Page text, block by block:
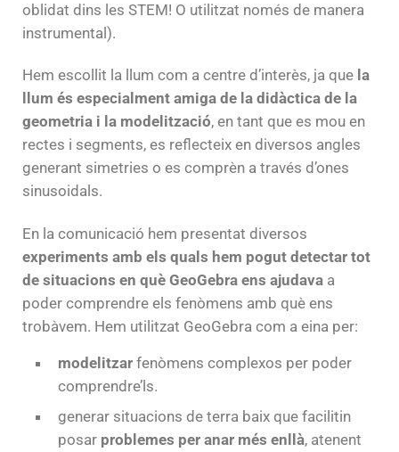
oblidat dins les STEM! O utilitzat només de manera
instrumental).
Hem escollit la llum com a centre d’interès, ja que la
llum és especialment amiga de la didàctica de la
geometria i la modelització, en tant que es mou en
rectes i segments, es reflecteix en diversos angles
generant simetries o es comprèn a través d’ones
sinusoidals.
En la comunicació hem presentat diversos
experiments amb els quals hem pogut detectar tot
de situacions en què GeoGebra ens ajudava a
poder comprendre els fenòmens amb què ens
trobàvem. Hem utilitzat GeoGebra com a eina per:
modelitzar fenòmens complexos per poder
comprendre’ls.
generar situacions de terra baix que facilitin
posar problemes per anar més enllà, atenent